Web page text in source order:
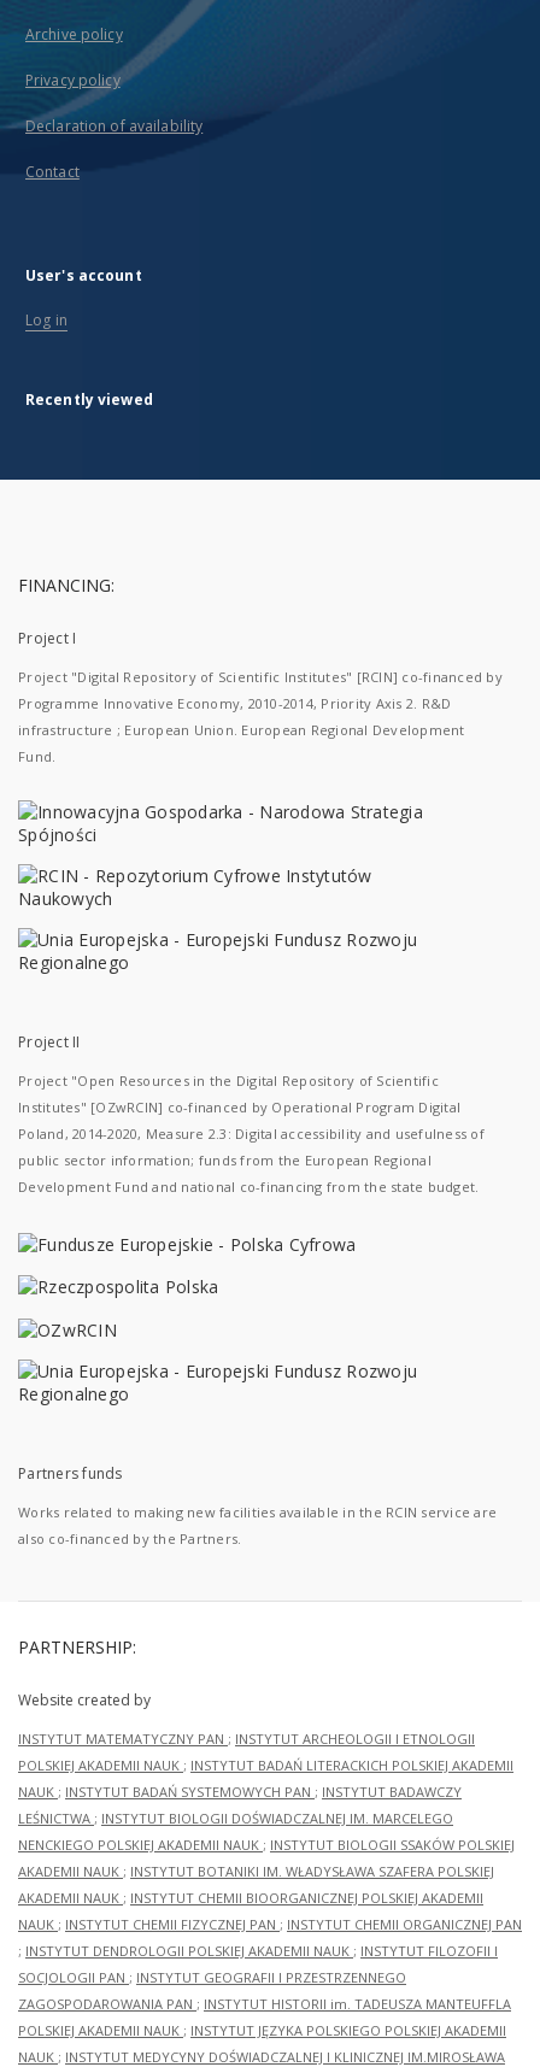
Archive policy
Privacy policy
Declaration of availability
Contact
User's account
Log in
Recently viewed
FINANCING:
Project I
Project "Digital Repository of Scientific Institutes" [RCIN] co-financed by
Programme Innovative Economy, 2010-2014, Priority Axis 2. R&D
infrastructure ; European Union. European Regional Development
Fund.
Project II
Project "Open Resources in the Digital Repository of Scientific
Institutes" [OZwRCIN] co-financed by Operational Program Digital
Poland, 2014-2020, Measure 2.3: Digital accessibility and usefulness of
public sector information; funds from the European Regional
Development Fund and national co-financing from the state budget.
Partners funds
Works related to making new facilities available in the RCIN service are
also co-financed by the Partners.
PARTNERSHIP:
Website created by
INSTYTUT MATEMATYCZNY PAN ; INSTYTUT ARCHEOLOGII I ETNOLOGII
POLSKIEJ AKADEMII NAUK ; INSTYTUT BADAŃ LITERACKICH POLSKIEJ AKADEMII
NAUK ; INSTYTUT BADAŃ SYSTEMOWYCH PAN ; INSTYTUT BADAWCZY
LEŚNICTWA ; INSTYTUT BIOLOGII DOŚWIADCZALNEJ IM. MARCELEGO
NENCKIEGO POLSKIEJ AKADEMII NAUK ; INSTYTUT BIOLOGII SSAKÓW POLSKIEJ
AKADEMII NAUK ; INSTYTUT BOTANIKI IM. WŁADYSŁAWA SZAFERA POLSKIEJ
AKADEMII NAUK ; INSTYTUT CHEMII BIOORGANICZNEJ POLSKIEJ AKADEMII
NAUK ; INSTYTUT CHEMII FIZYCZNEJ PAN ; INSTYTUT CHEMII ORGANICZNEJ PAN
; INSTYTUT DENDROLOGII POLSKIEJ AKADEMII NAUK ; INSTYTUT FILOZOFII I
SOCJOLOGII PAN ; INSTYTUT GEOGRAFII I PRZESTRZENNEGO
ZAGOSPODAROWANIA PAN ; INSTYTUT HISTORII im. TADEUSZA MANTEUFFLA
POLSKIEJ AKADEMII NAUK ; INSTYTUT JĘZYKA POLSKIEGO POLSKIEJ AKADEMII
NAUK ; INSTYTUT MEDYCYNY DOŚWIADCZALNEJ I KLINICZNEJ IM.MIROSŁAWA